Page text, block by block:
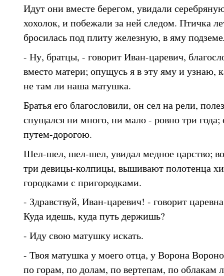
Идут они вместе берегом, увидали
хохолок, и побежали за ней следом. Птичка
бросилась под плиту железную, в яму
- Ну, братцы, - говорит Иван-царевич,
вместо матери; опущусь я в эту яму и узнаю,
не там ли наша матушка.
Братья его благословили, он сел на рели,
спущался ни много, ни мало - ровно три
путем-дорогою.
Шел-шел, шел-шел, увидал медное царство; во
три девицы-колпицы, вышивают полотенца
городками с пригородками.
- Здравствуй, Иван-царевич! - говорит
Куда идешь, куда путь держишь?
- Иду свою матушку искать.
- Твоя матушка у моего отца, у Ворона
по горам, по долам, по вертепам, по облакам